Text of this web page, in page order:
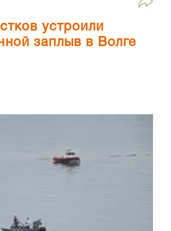
устроили
заплыв в Волге